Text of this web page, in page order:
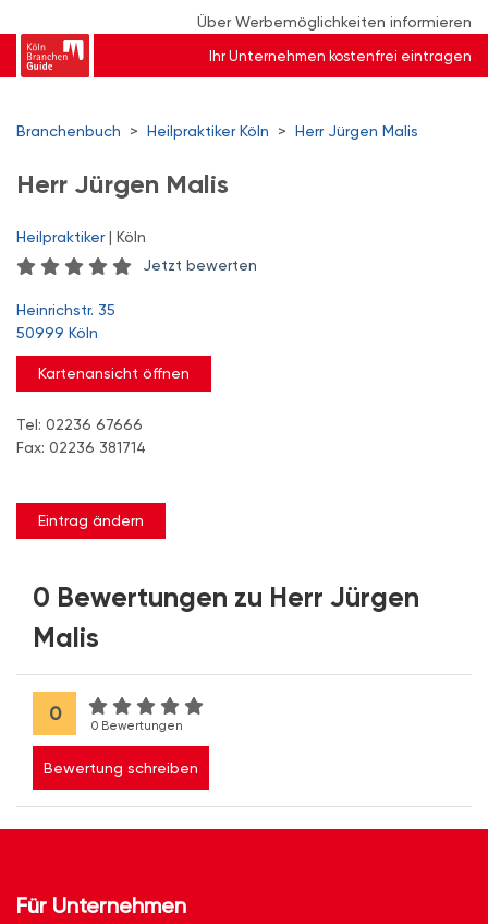
Über Werbemöglichkeiten informieren
Ihr Unternehmen kostenfrei eintragen
Branchenbuch > Heilpraktiker Köln > Herr Jürgen Malis
Herr Jürgen Malis
Heilpraktiker| Köln
Jetzt bewerten
Heinrichstr. 35
50999 Köln
Kartenansicht öffnen
Tel: 02236 67666
Fax: 02236 381714
Eintrag ändern
0 Bewertungen zu Herr Jürgen
Malis
0
0 Bewertungen
Bewertung schreiben
Für Unternehmen